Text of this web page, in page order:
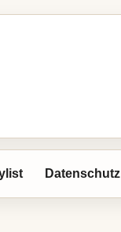
Datenschutz